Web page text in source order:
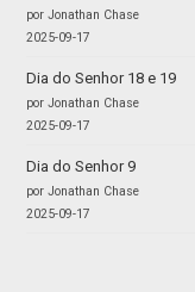
por Jonathan Chase
2025-09-17
Dia do Senhor 18 e 19
por Jonathan Chase
2025-09-17
Dia do Senhor 9
por Jonathan Chase
2025-09-17